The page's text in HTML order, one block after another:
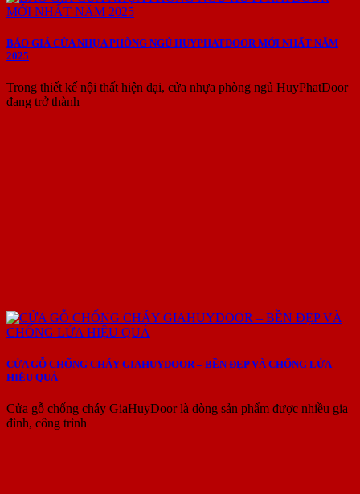
BÁO GIÁ CỬA NHỰA PHÒNG NGỦ HUYPHATDOOR MỚI NHẤT NĂM
2025
Trong thiết kế nội thất hiện đại, cửa nhựa phòng ngủ HuyPhatDoor
đang trở thành
CỬA GỖ CHỐNG CHÁY GIAHUYDOOR – BỀN ĐẸP VÀ CHỐNG LỬA
HIỆU QUẢ
Cửa gỗ chống cháy GiaHuyDoor là dòng sản phẩm được nhiều gia
đình, công trình